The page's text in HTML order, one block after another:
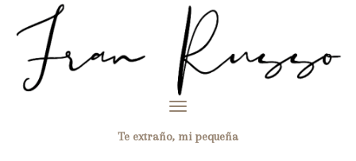
Toggle
Te extraño, mi pequeña